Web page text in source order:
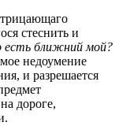
стеснить и
есть ближний мой?
недоумение
и разрешается
дороге,